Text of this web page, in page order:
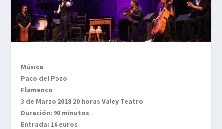
Música
Paco del Pozo
Flamenco
3 de Marzo 2018 20 horas Valey Teatro
Duración: 90 minutos
Entrada: 16 euros